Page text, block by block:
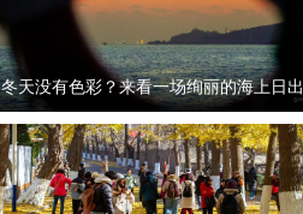
冬天没有色彩？来看一场绚丽的海上日出